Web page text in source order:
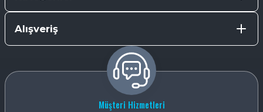
Alışveriş
Müşteri Hizmetleri